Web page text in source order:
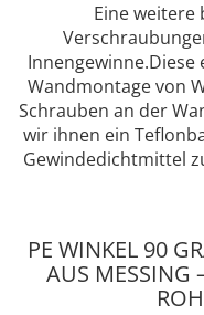
Eine weitere
Wandmontage von
Schrauben an der
wir ihnen ein
Gewindedichtmittel
PE WINKEL 90
US MESSING –